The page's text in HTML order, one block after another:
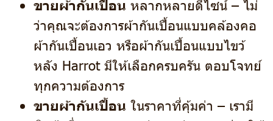
ขายผ้ากันเปื้อน หลากหลายดีไซน์ – ไม่
ว่าคุณจะต้องการผ้ากันเปื้อนแบบคล้องคอ
ผ้ากันเปื้อนเอว หรือผ้ากันเปื้อนแบบไขว้
หลัง Harrot มีให้เลือกครบครัน ตอบโจทย์
ทุกความต้องการ
ขายผ้ากันเปื้อน ในราคาที่คุ้มค่า – เรามี